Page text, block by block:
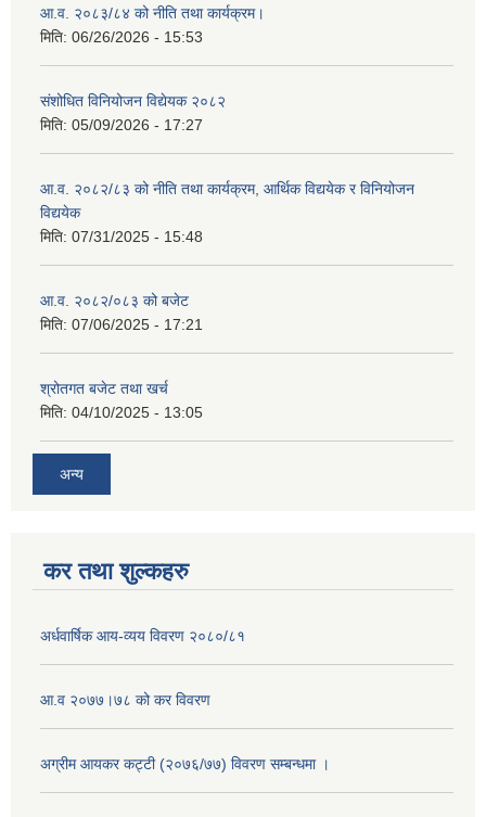
आ.व. २०८३/८४ को नीति तथा कार्यक्रम।
मिति: 06/26/2026 - 15:53
संशोधित विनियोजन विद्येयक २०८२
मिति: 05/09/2026 - 17:27
आ.व. २०८२/८३ को नीति तथा कार्यक्रम, आर्थिक विद्ययेक र विनियोजन
विद्ययेक
मिति: 07/31/2025 - 15:48
आ.व. २०८२/०८३ को बजेट
मिति: 07/06/2025 - 17:21
श्रोतगत बजेट तथा खर्च
मिति: 04/10/2025 - 13:05
अन्य
कर तथा शुल्कहरु
अर्धवार्षिक आय-व्यय विवरण २०८०/८१
आ.व २०७७।७८ को कर विवरण
अग्रीम आयकर कट्टी (२०७६/७७) विवरण सम्बन्धमा ।